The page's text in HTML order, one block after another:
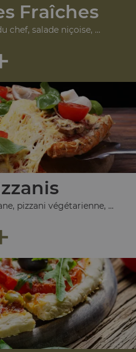
Fraîches
chef, salade niçoise, ...
pizzani végétarienne, ...